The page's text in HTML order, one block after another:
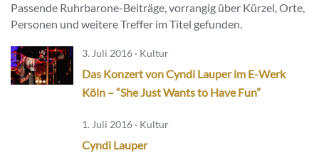
Passende Ruhrbarone-Beiträge, vorrangig über Kürzel, Orte,
Personen und weitere Treffer im Titel gefunden.
3. Juli 2016 · Kultur
Das Konzert von Cyndi Lauper im E-Werk
Köln – “She Just Wants to Have Fun”
1. Juli 2016 · Kultur
Cyndi Lauper